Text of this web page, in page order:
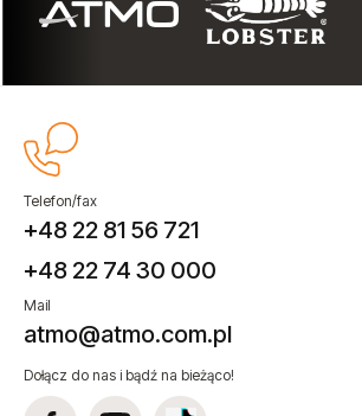
Telefon/fax
+48 22 81 56 721
+48 22 74 30 000
Mail
atmo@atmo.com.pl
Dołącz do nas i bądź na bieżąco!